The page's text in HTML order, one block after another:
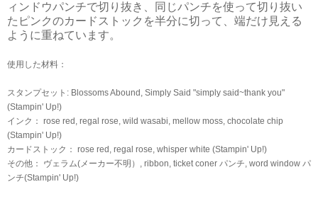
ィンドウパンチで切り抜き、同じパンチを使って切り抜い
たピンクのカードストックを半分に切って、端だけ見える
ように重ねています。
使用した材料：
スタンプセット: Blossoms Abound, Simply Said "simply said~thank you"
(Stampin' Up!)
インク： rose red, regal rose, wild wasabi, mellow moss, chocolate chip
(Stampin' Up!)
カードストック： rose red, regal rose, whisper white (Stampin' Up!)
その他： ヴェラム(メーカー不明）, ribbon, ticket coner パンチ, word window パ
ンチ(Stampin' Up!)